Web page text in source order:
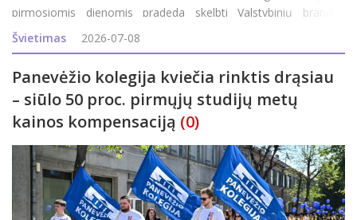
pirmosiomis dienomis pradeda skelbti Valstybinių brandos
egzaminų (VBE) rezultatus. Pirmuosius abiturientai sužinojo jau
vakar: po 14 val. NŠA internetinėje svetainėje pasir
Švietimas 2026-07-08
Panevėžio kolegija kviečia rinktis drąsiau
– siūlo 50 proc. pirmųjų studijų metų
kainos kompensaciją (0)